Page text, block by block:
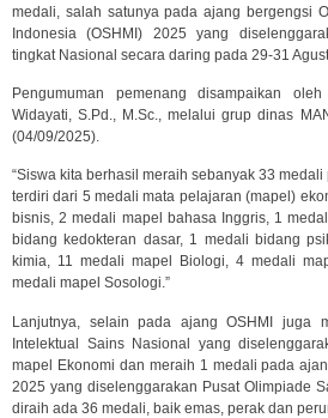
medali, salah satunya pada ajang bergengsi
Indonesia (OSHMI) 2025 yang
tingkat Nasional secara daring pada 29-31
Pengumuman pemenang disampaikan
Widayati, S.Pd., M.Sc., melalui grup dinas
(04/09/2025).
“Siswa kita berhasil meraih sebanyak 33
terdiri dari 5 medali mata pelajaran (mapel)
bisnis, 2 medali mapel bahasa Inggris, 1
bidang kedokteran dasar, 1 medali bidang
kimia, 11 medali mapel Biologi, 4 medali
medali mapel Sosologi.”
Lanjutnya, selain pada ajang OSHMI juga
Intelektual Sains Nasional yang
mapel Ekonomi dan meraih 1 medali pada
2025 yang diselenggarakan Pusat Olimpiade
diraih ada 36 medali, baik emas, perak dan